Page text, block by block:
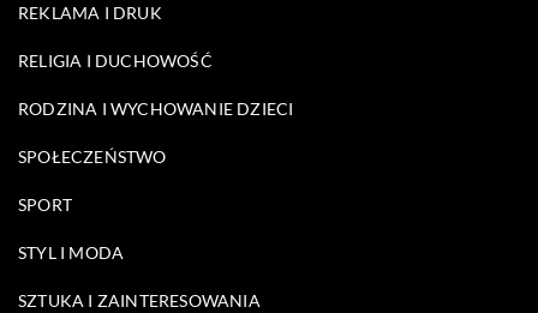
REKLAMA I DRUK
RELIGIA I DUCHOWOŚĆ
RODZINA I WYCHOWANIE DZIECI
SPOŁECZEŃSTWO
SPORT
STYL I MODA
SZTUKA I ZAINTERESOWANIA